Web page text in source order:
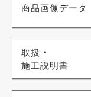
商品画像データ
取扱・
施工説明書